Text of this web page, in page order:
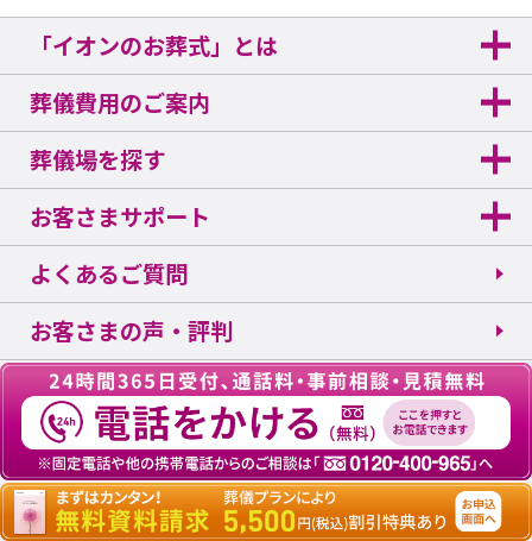
「イオンのお葬式」とは
葬儀費用のご案内
葬儀場を探す
お客さまサポート
よくあるご質問
お客さまの声・評判
お葬式の知識・マナー
「イオンのお葬式」コラム
法人会員さま